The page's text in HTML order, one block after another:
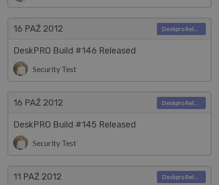
16 PAŹ 2012
DeskPRO Build #146 Released
Security Test
Deskpro Releases
16 PAŹ 2012
DeskPRO Build #145 Released
Security Test
Deskpro Releases
11 PAŹ 2012 Deskpro Releases